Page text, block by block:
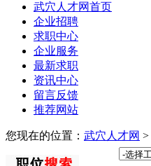
武穴人才网首页
企业招聘
求职中心
企业服务
最新求职
资讯中心
留言反馈
推荐网站
您现在的位置： 武穴人才网 >